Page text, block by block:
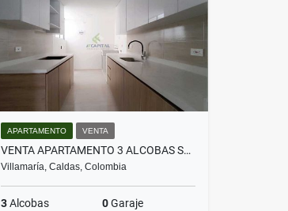
APARTAMENTO VENTA
VENTA APARTAMENTO 3 ALCOBAS SECTOR EL CRUCERO VILLAMARIA MANIZALES
Villamaría, Caldas, Colombia
3Alcobas 0Garaje